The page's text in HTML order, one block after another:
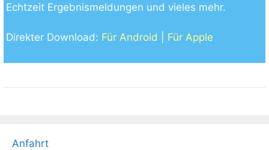
Echtzeit Ergebnismeldungen und vieles mehr.
Direkter Download: Für Android Für Apple
Anfahrt